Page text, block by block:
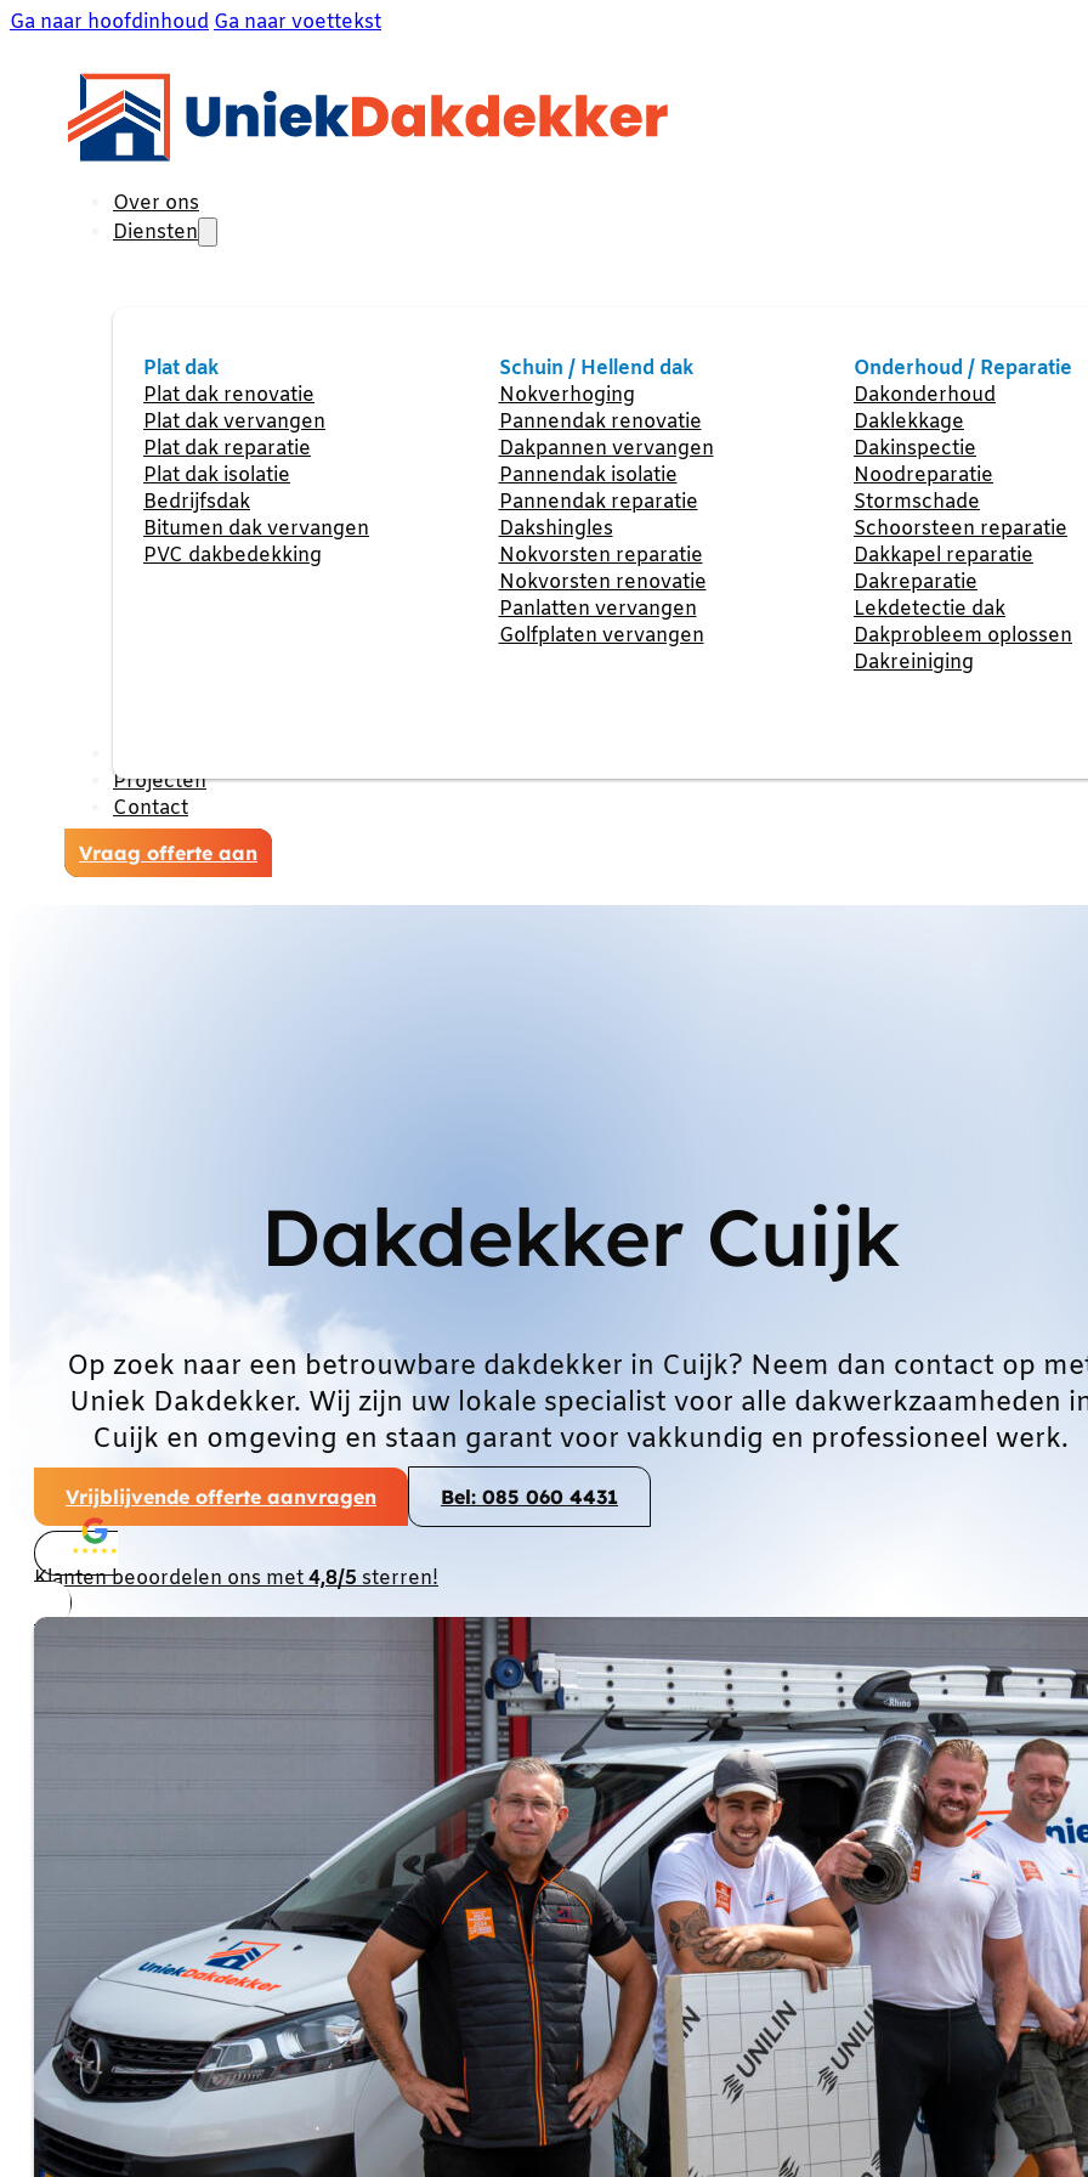
Ga naar hoofdinhoud Ga naar voettekst
Over ons
Diensten
Plat dak
Plat dak renovatie
Plat dak vervangen
Plat dak reparatie
Plat dak isolatie
Bedrijfsdak
Bitumen dak vervangen
PVC dakbedekking
Schuin / Hellend dak
Nokverhoging
Pannendak renovatie
Dakpannen vervangen
Pannendak isolatie
Pannendak reparatie
Dakshingles
Nokvorsten reparatie
Nokvorsten renovatie
Panlatten vervangen
Golfplaten vervangen
Onderhoud / Reparatie
Dakonderhoud
Daklekkage
Dakinspectie
Noodreparatie
Stormschade
Schoorsteen reparatie
Dakkapel reparatie
Dakreparatie
Lekdetectie dak
Dakprobleem oplossen
Dakreiniging
Projecten
Contact
Vraag offerte aan
Dakdekker Cuijk
Op zoek naar een betrouwbare dakdekker in Cuijk? Neem dan contact op
Uniek Dakdekker. Wij zijn uw lokale specialist voor alle dakwerkzaamheden
Cuijk en omgeving en staan garant voor vakkundig en professioneel werk.
Vrijblijvende offerte aanvragen Bel: 085 060 4431
Klanten beoordelen ons met4,8/5 sterren!